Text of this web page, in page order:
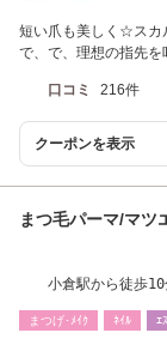
短い爪も美しく☆スカ
で、で、理想の指先を
口コミ 216件
クーポンを表示
まつ毛パーマ/マ
小倉駅から徒歩
まつげ･ﾒｲｸ ﾈｲﾙ ｴ